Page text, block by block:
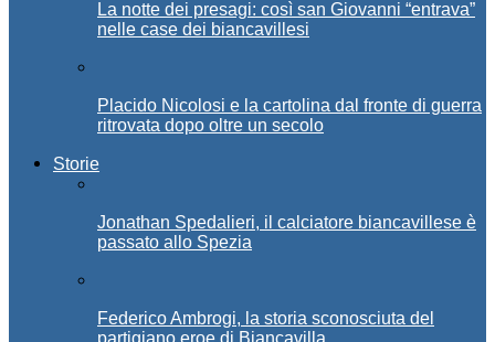
La notte dei presagi: così san Giovanni “entrava”
nelle case dei biancavillesi
Placido Nicolosi e la cartolina dal fronte di guerra
ritrovata dopo oltre un secolo
Storie
Jonathan Spedalieri, il calciatore biancavillese è
passato allo Spezia
Federico Ambrogi, la storia sconosciuta del